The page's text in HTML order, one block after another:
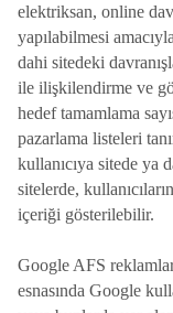
elektriksan, online
yapılabilmesi
dahi sitedeki
ile ilişkilendirme ve
hedef tamamlama
pazarlama listeleri
kullanıcıya sitede ya
sitelerde,
içeriği gösterilebilir.
Google AFS
esnasında Google